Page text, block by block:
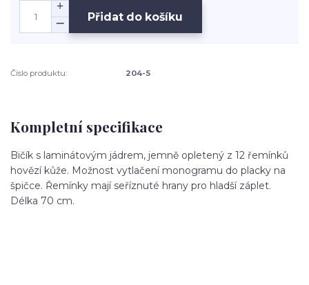
Přidat do košíku
Číslo produktu: 204-5
Kompletní specifikace
Bičík s laminátovým jádrem, jemně opletený z 12 řemínků
hovězí kůže. Možnost vytlačení monogramu do placky na
špičce. Řemínky mají seříznuté hrany pro hladší záplet.
Délka 70 cm.